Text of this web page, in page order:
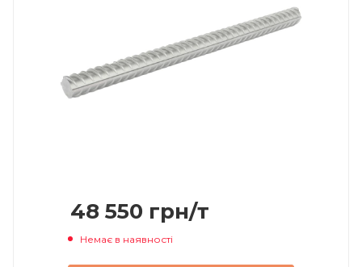
48 550 грн/т
Немає в наявності